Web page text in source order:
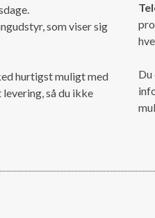
som viser sig
hurtigst muligt med
så du ikke
Du